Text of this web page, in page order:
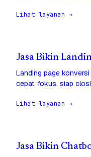
Lihat layanan →
Jasa Bikin
Landing page
cepat, fokus, siap
Lihat layanan →
Jasa Bikin